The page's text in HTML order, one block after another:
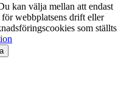
kan välja mellan att endast
webbplatsens drift eller
som ställts